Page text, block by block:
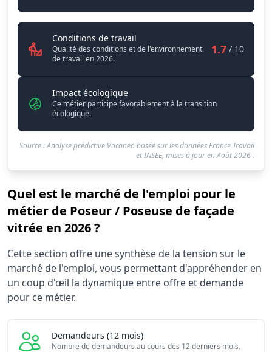
Conditions de travail
Qualité des conditions et de l'environnement
de travail en 2026.
1.7 / 10
Impact écologique
Ce métier participe favorablement à la transition
écologique.
Source : Analyse prédictive Vocaneo basée sur les données France Travail
et INSEE, mises à jour enAoût 2026.
Quel est le marché de l'emploi pour le
métier de Poseur / Poseuse de façade
vitrée en 2026 ?
Statistiques recrutement Poseur / Poseuse de façade
Indicateur
Valeur
Demandeurs d'emploi (12 mois)
210
Offres publiées (12 mois)
Indice de tension globale
Cette section offre une synthèse de la tension sur le
marché de l'emploi, vous permettant d'appréhender en
un coup d'œil la dynamique entre offre et demande
pour ce métier.
Demandeurs (12 mois)
Nombre de demandeurs au cours des 12 derniers mois.